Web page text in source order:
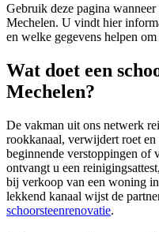
Gebruik deze pagina
Mechelen. U vindt hier
en welke gegevens helpen
Wat doet een
Mechelen?
De vakman uit ons netwerk
rookkanaal, verwijdert roet
beginnende verstoppingen of
ontvangt u een
bij verkoop van een woning
lekkend kanaal wijst de
schoorsteenrenovatie.